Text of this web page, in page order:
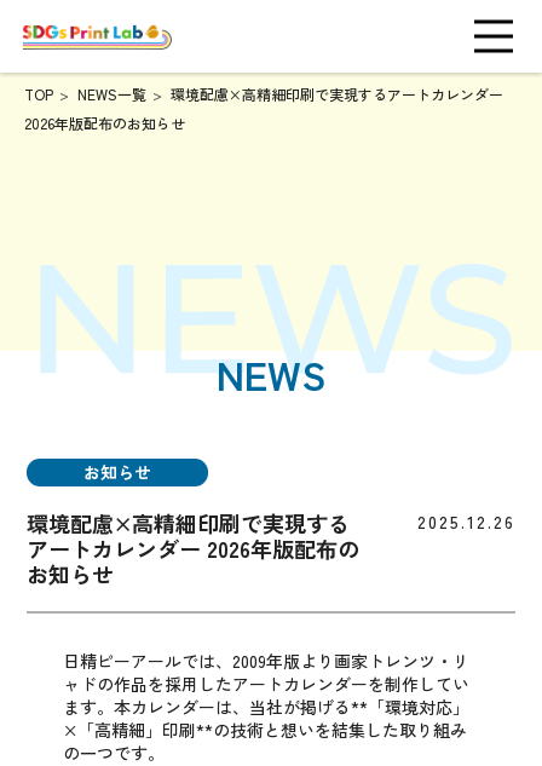
TOP NEWS一覧
環境配慮×高精細印刷で実現するアートカレンダー
2026年版配布のお知らせ
NEWS
お知らせ
環境配慮×高精細印刷で実現する
アートカレンダー 2026年版配布の
お知らせ
2025.12.26
日精ピーアールでは、2009年版より画家トレンツ・リ
ャドの作品を採用したアートカレンダーを制作してい
ます。本カレンダーは、当社が掲げる**「環境対応」
×「高精細」印刷**の技術と想いを結集した取り組み
の一つです。